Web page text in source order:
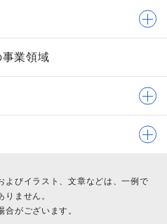
業領域
よびイラスト、文章などは、一例で
ません。
がございます。